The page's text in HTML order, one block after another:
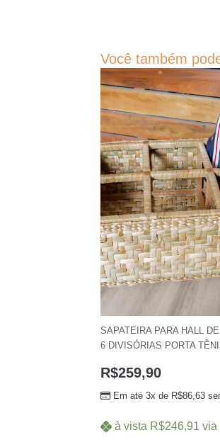
Você também
SAPATEIRA PARA HALL
6 DIVISÓRIAS PORTA
R$259,90
Em até 3x de R$86,63
à vista R$246,91 via